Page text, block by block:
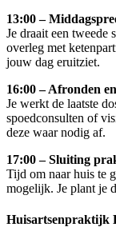
13:00 –
Je draait een tweede
overleg met
jouw dag eruitziet.
16:00 –Afronden
Je werkt de laatste
spoedconsulten of
deze waar nodig af.
17:00 –Sluiting
Tijd om naar huis te
mogelijk. Je plant je
Huisartsenpraktijk